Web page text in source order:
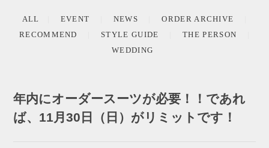
ALL EVENT NEWS
ORDER ARCHIVE
RECOMMEND
STYLE GUIDE
THE PERSON
WEDDING
年内にオーダースーツが必要！！であれ
ば、11月30日（日）がリミットです！